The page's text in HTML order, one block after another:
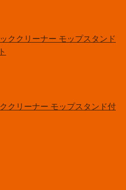
クリーナー モップスタンド付